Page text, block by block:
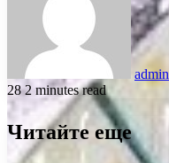
admin
282 minutes read
Читайте еще